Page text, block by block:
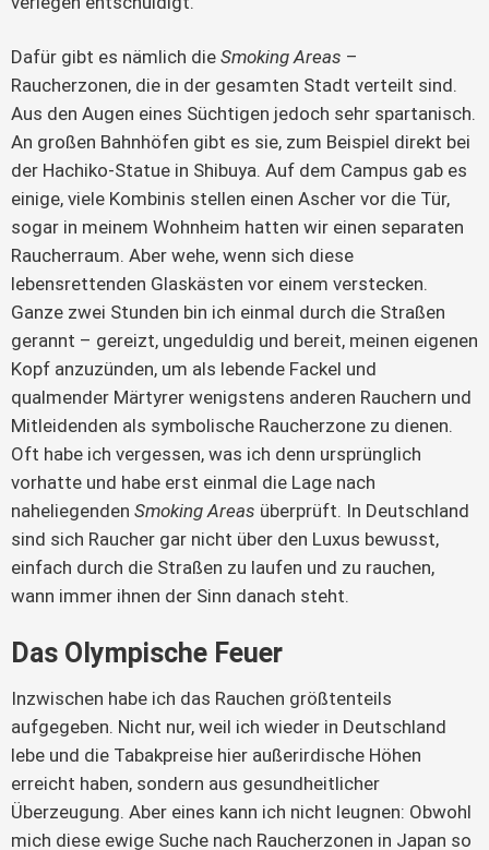
Dafür gibt es nämlich die Smoking Areas –
Raucherzonen, die in der gesamten Stadt verteilt sind.
Aus den Augen eines Süchtigen jedoch sehr spartanisch.
An großen Bahnhöfen gibt es sie, zum Beispiel direkt bei
der Hachiko-Statue in Shibuya. Auf dem Campus gab es
einige, viele Kombinis stellen einen Ascher vor die Tür,
sogar in meinem Wohnheim hatten wir einen separaten
Raucherraum. Aber wehe, wenn sich diese
lebensrettenden Glaskästen vor einem verstecken.
Ganze zwei Stunden bin ich einmal durch die Straßen
gerannt – gereizt, ungeduldig und bereit, meinen eigenen
Kopf anzuzünden, um als lebende Fackel und
qualmender Märtyrer wenigstens anderen Rauchern und
Mitleidenden als symbolische Raucherzone zu dienen.
Oft habe ich vergessen, was ich denn ursprünglich
vorhatte und habe erst einmal die Lage nach
naheliegenden Smoking Areas überprüft. In Deutschland
sind sich Raucher gar nicht über den Luxus bewusst,
einfach durch die Straßen zu laufen und zu rauchen,
wann immer ihnen der Sinn danach steht.
Das Olympische Feuer
Inzwischen habe ich das Rauchen größtenteils
aufgegeben. Nicht nur, weil ich wieder in Deutschland
lebe und die Tabakpreise hier außerirdische Höhen
erreicht haben, sondern aus gesundheitlicher
Überzeugung. Aber eines kann ich nicht leugnen: Obwohl
mich diese ewige Suche nach Raucherzonen in Japan so